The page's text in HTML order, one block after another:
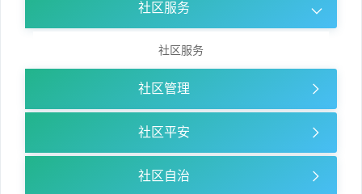
社区服务
社区服务
社区管理
社区平安
社区自治